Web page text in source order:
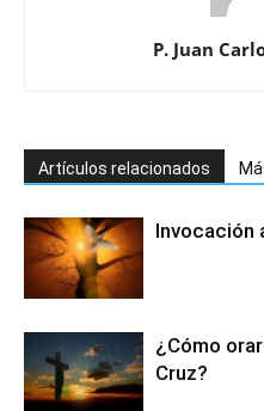
P. Juan
Artículos relacionados
Invocación
¿Cómo
Cruz?